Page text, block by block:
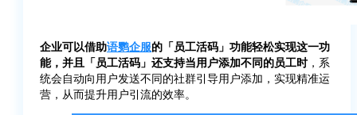
企业可以借助语鹦企服的「员工活码」功能轻松实现这一功
能，并且「员工活码」还支持当用户添加不同的员工时，系
统会自动向用户发送不同的社群引导用户添加，实现精准运
营，从而提升用户引流的效率。